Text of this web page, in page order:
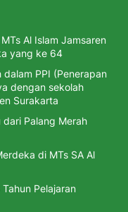
Al Islam Jamsaren
yang ke 64
PPI (Penerapan
dengan sekolah
Surakarta
dari Palang Merah
di MTs SA Al
Pelajaran